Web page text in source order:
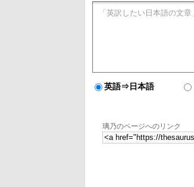
英語⇒日本語
璃乃のページへのリンク